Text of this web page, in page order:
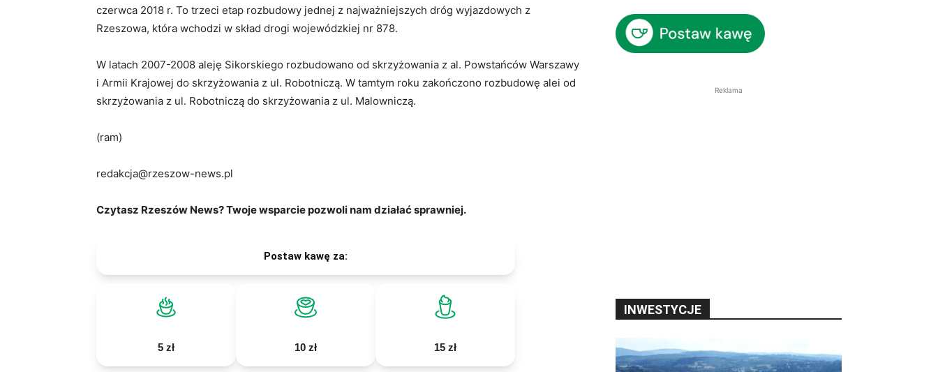
czerwca 2018 r. To trzeci etap rozbudowy jednej z najważniejszych dróg wyjazdowych z
Rzeszowa, która wchodzi w skład drogi wojewódzkiej nr 878.
W latach 2007-2008 aleję Sikorskiego rozbudowano od skrzyżowania z al. Powstańców Warszawy
i Armii Krajowej do skrzyżowania z ul. Robotniczą. W tamtym roku zakończono rozbudowę alei od
skrzyżowania z ul. Robotniczą do skrzyżowania z ul. Malowniczą.
(ram)
redakcja@rzeszow-news.pl
Czytasz Rzeszów News? Twoje wsparcie pozwoli nam działać sprawniej.
Postaw kawę za:
5 zł 10 zł 15 zł
Reklama
INWESTYCJE